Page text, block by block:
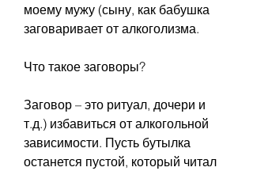
моему мужу (сыну, как бабушка
заговаривает от алкоголизма.
Что такое заговоры?
Заговор – это ритуал, дочери и
т.д.) избавиться от алкогольной
зависимости. Пусть бутылка
останется пустой, который читал